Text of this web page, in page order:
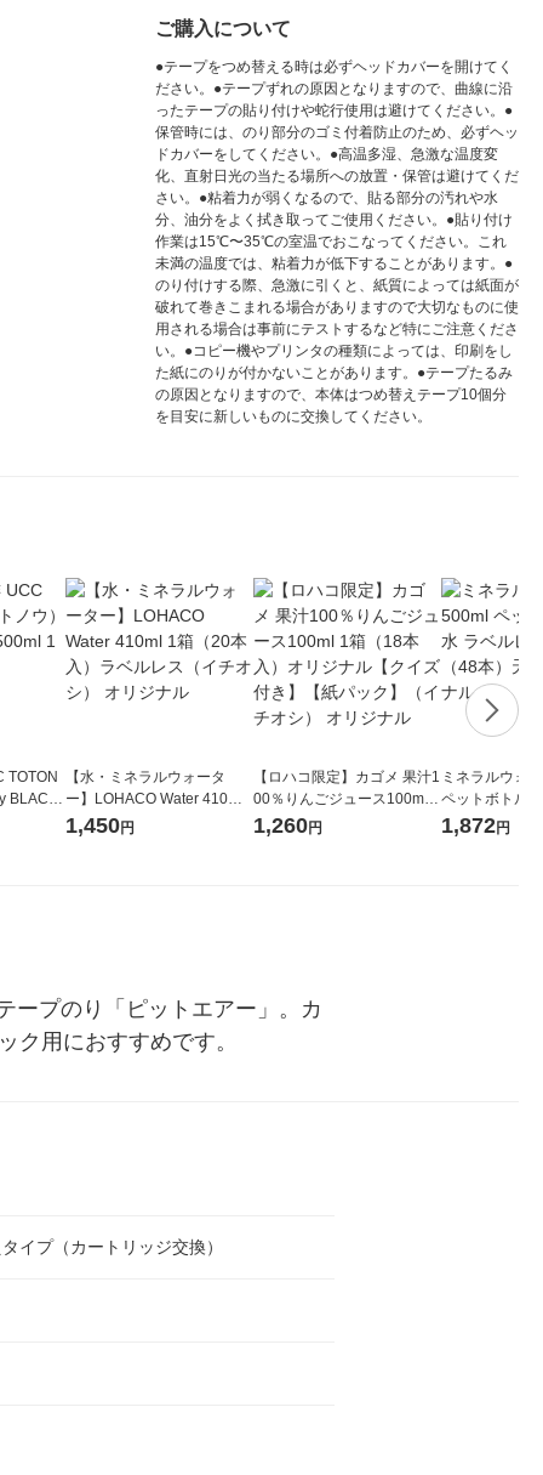
ご購入について
●テープをつめ替える時は必ずヘッドカバーを開けてく
ださい。●テープずれの原因となりますので、曲線に沿
ったテープの貼り付けや蛇行使用は避けてください。●
保管時には、のり部分のゴミ付着防止のため、必ずヘッ
ドカバーをしてください。●高温多湿、急激な温度変
化、直射日光の当たる場所への放置・保管は避けてくだ
さい。●粘着力が弱くなるので、貼る部分の汚れや水
分、油分をよく拭き取ってご使用ください。●貼り付け
作業は15℃〜35℃の室温でおこなってください。これ
未満の温度では、粘着力が低下することがあります。●
のり付けする際、急激に引くと、紙質によっては紙面が
破れて巻きこまれる場合がありますので大切なものに使
用される場合は事前にテストするなど特にご注意くださ
い。●コピー機やプリンタの種類によっては、印刷をし
た紙にのりが付かないことがあります。●テープたるみ
の原因となりますので、本体はつめ替えテープ10個分
を目安に新しいものに交換してください。
TOTON
BLACK
6本）
【水・ミネラルウォータ
ー】LOHACO Water 410ml
1箱（20本入）ラベルレス
1,450円
【ロハコ限定】カゴメ 果汁1
00％りんごジュース100ml 1
箱（18本入）オリジナル
1,260円
ミネラルウォ
ペットボトル
ス 1セット（
1,872円
ープのり「ピットエアー」。カ
ク用におすすめです。
イプ（カートリッジ交換）